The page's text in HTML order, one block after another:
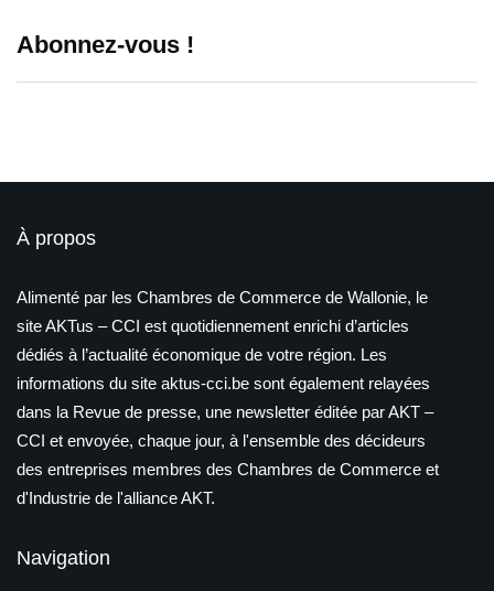
Abonnez-vous !
À propos
Alimenté par les Chambres de Commerce de Wallonie, le
site AKTus – CCI est quotidiennement enrichi d’articles
dédiés à l’actualité économique de votre région. Les
informations du site aktus-cci.be sont également relayées
dans la Revue de presse, une newsletter éditée par AKT –
CCI et envoyée, chaque jour, à l'ensemble des décideurs
des entreprises membres des Chambres de Commerce et
d'Industrie de l'alliance AKT.
Navigation